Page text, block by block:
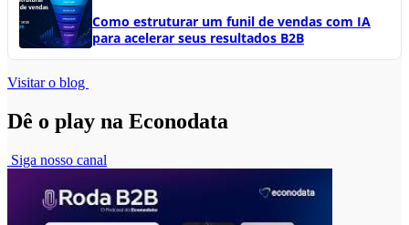
Como estruturar um funil de vendas com IA
para acelerar seus resultados B2B
Visitar o blog
Dê o play na Econodata
Siga nosso canal